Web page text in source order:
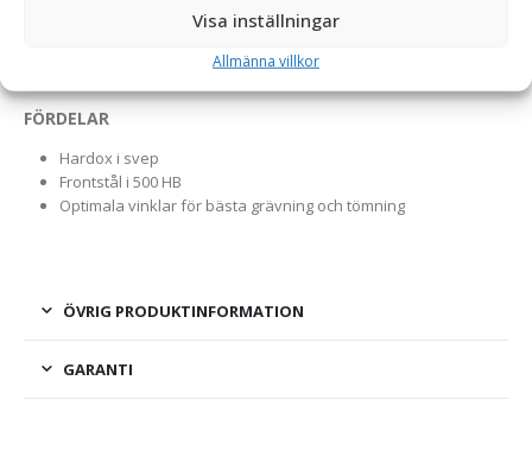
Visa inställningar
Allmänna villkor
grävmaskin. Skopan är byggd i kraftigt material och har en
FÖRDELAR
Hardox i svep
Frontstål i 500 HB
Optimala vinklar för bästa grävning och tömning
ÖVRIG PRODUKTINFORMATION
GARANTI